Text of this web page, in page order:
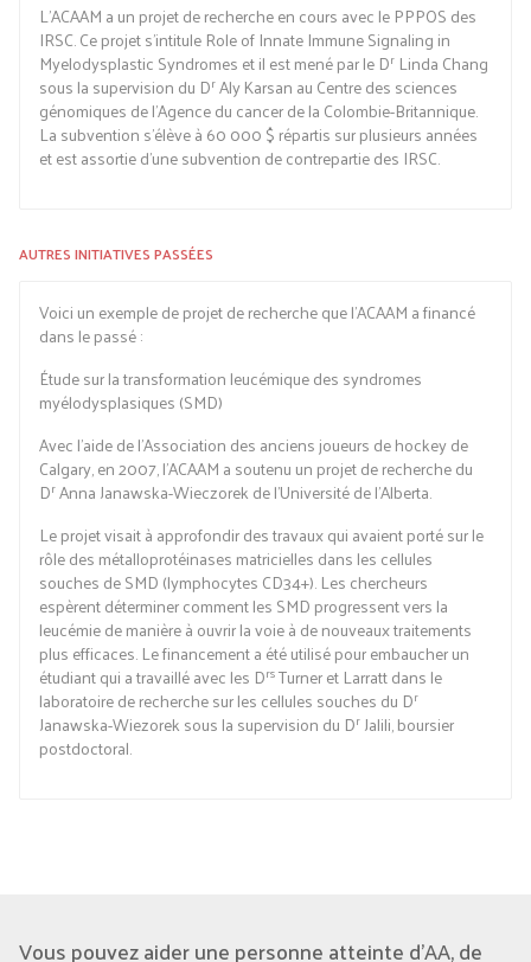
L’ACAAM a un projet de recherche en cours avec le PPPOS des
IRSC. Ce projet s’intitule Role of Innate Immune Signaling in
Myelodysplastic Syndromes et il est mené par le Dr Linda Chang
sous la supervision du DrAly Karsan au Centre des sciences
génomiques de l’Agence du cancer de la Colombie-Britannique.
La subvention s’élève à 60 000 $ répartis sur plusieurs années
et est assortie d’une subvention de contrepartie des IRSC.
AUTRES INITIATIVES PASSÉES
Voici un exemple de projet de recherche que l’ACAAM a financé
dans le passé :
Étude sur la transformation leucémique des syndromes
myélodysplasiques (SMD)
Avec l’aide de l’Association des anciens joueurs de hockey de
Calgary, en 2007, l’ACAAM a soutenu un projet de recherche du
DrAnna Janawska-Wieczorek de l’Université de l’Alberta.
Le projet visait à approfondir des travaux qui avaient porté sur le
rôle des métalloprotéinases matricielles dans les cellules
souches de SMD (lymphocytes CD34+). Les chercheurs
espèrent déterminer comment les SMD progressent vers la
leucémie de manière à ouvrir la voie à de nouveaux traitements
plus efficaces. Le financement a été utilisé pour embaucher un
étudiant qui a travaillé avec les DrsTurner et Larratt dans le
laboratoire de recherche sur les cellules souches du Dr
Janawska-Wiezorek sous la supervision du Dr Jalili, boursier
postdoctoral.
Vous pouvez aider une personne atteinte d'AA, de